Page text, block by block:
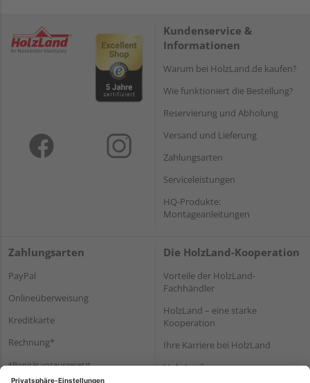
Kundenservice &
Informationen
Warum bei HolzLand.de kaufen?
Wie funktioniert die Bestellung?
Reservierung und Abholung
Versand und Lieferung
Zahlungsarten
Serviceleistungen
HQ-Produkte:
Montageanleitungen
Zahlungsarten
PayPal
Onlineüberweisung
Kreditkarte
Rechnung*
*Bonität vorausgesetzt
Die HolzLand-Kooperation
Vorteile der HolzLand-
Fachhändler
HolzLand – eine starke
Kooperation
Ihre Karriere bei HolzLand
Holz-Lexikon